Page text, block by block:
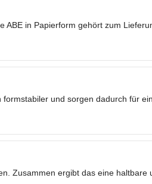
ABE in Papierform gehört zum
und sorgen dadurch für
Zusammen ergibt das eine haltbare